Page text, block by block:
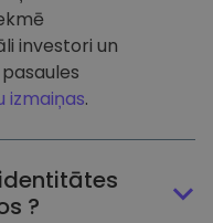
investori un
izmaiņas.
?